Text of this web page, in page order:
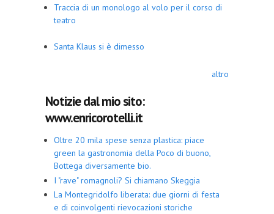
Traccia di un monologo al volo per il corso di
teatro
Santa Klaus si è dimesso
altro
Notizie dal mio sito:
www.enricorotelli.it
Oltre 20 mila spese senza plastica: piace
green la gastronomia della Poco di buono,
Bottega diversamente bio.
I "rave" romagnoli? Si chiamano Skeggia
La Montegridolfo liberata: due giorni di festa
e di coinvolgenti rievocazioni storiche